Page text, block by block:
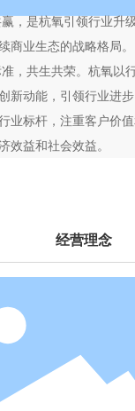
是杭氧引领行业升
商业生态的战略格局。
，共生共荣。杭氧以
创新动能，引领行业
业标杆，注重客户价
效益和社会效益。
经营理念